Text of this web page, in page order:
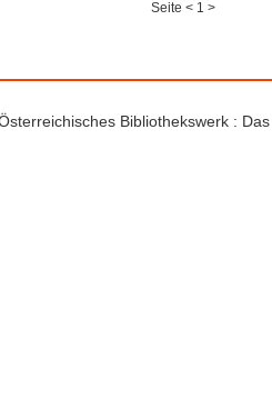
Seite< 1 >
Bibliothekswerk :